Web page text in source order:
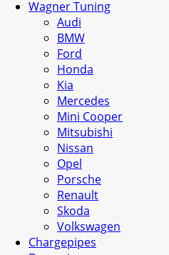
Wagner Tuning
Audi
BMW
Ford
Honda
Kia
Mercedes
Mini Cooper
Mitsubishi
Nissan
Opel
Porsche
Renault
Skoda
Volkswagen
Chargepipes